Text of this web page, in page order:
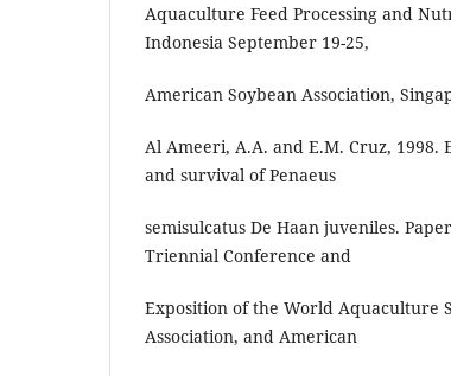
Aquaculture Feed Processing and
Indonesia September 19-25,
American Soybean Association,
Al Ameeri, A.A. and E.M. Cruz,
and survival of Penaeus
semisulcatus De Haan juveniles.
Triennial Conference and
Exposition of the World Aquaculture
Association, and American